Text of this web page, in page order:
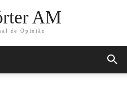
AM
de Opinião